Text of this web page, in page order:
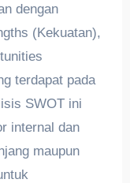
dengan
(Kekuatan),
terdapat pada
SWOT ini
internal dan
maupun